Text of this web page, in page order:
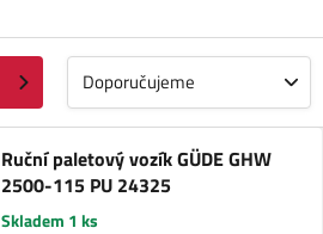
Doporučujeme
Ruční paletový vozík GÜDE GHW
2500-115 PU 24325
Skladem 1 ks